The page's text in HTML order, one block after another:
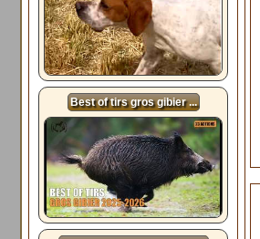
Best of tirs gros gibier ...